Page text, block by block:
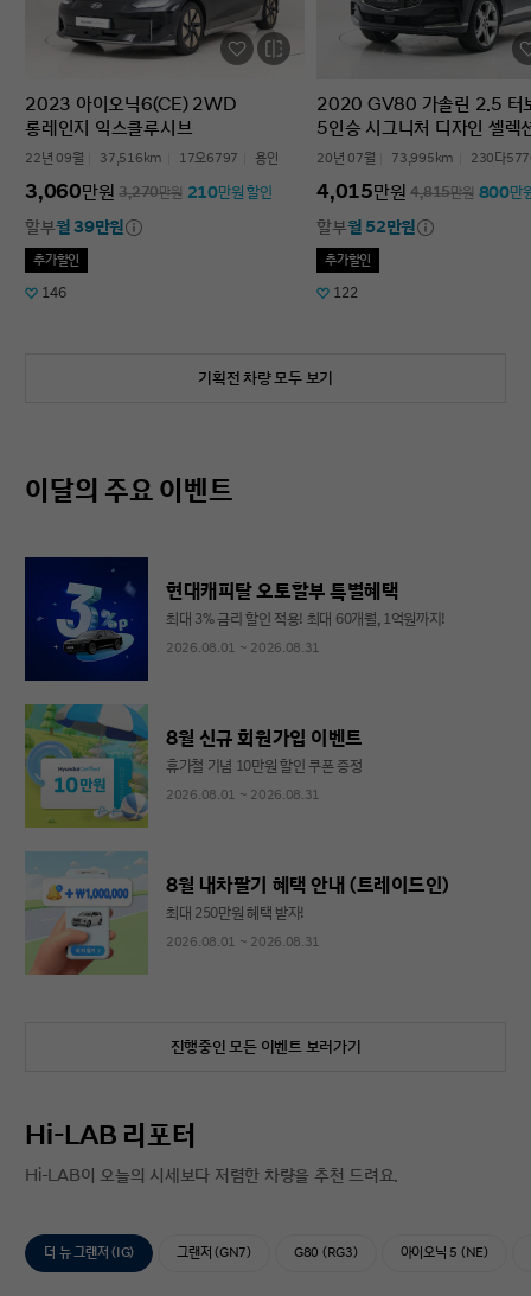
분들에게는 현대인증중고차를 충분히
고려해볼 만하다고 생각합니다.
2023 아이오닉6(CE) 2WD
롱레인지 익스클루시브
22년 09월 37,516km 17오6797 용인
3,060만원 3,270만원 210만원 할인
할부월 39만원
추가할인
146
2020 GV80 가솔린 2.5 터
5인승 시그니처 디자인 셀
20년 07월 73,995km 230다
4,015만원 4,815만원 800만
할부월 52만원
추가할인
122
기획전 차량 모두 보기
이달의 주요 이벤트
현대캐피탈 오토할부 특별혜택
최대 3% 금리 할인 적용! 최대 60개월, 1억원까지!
2026.08.01 ~ 2026.08.31
8월 신규 회원가입 이벤트
휴가철 기념 10만원 할인 쿠폰 증정
2026.08.01 ~ 2026.08.31
8월 내차팔기 혜택 안내 (트레이드인)
최대 250만원 혜택 받자!
2026.08.01 ~ 2026.08.31
진행중인 모든 이벤트 보러가기
Hi-LAB 리포터
Hi-LAB이 오늘의 시세보다 저렴한 차량을 추천 드려요.
더 뉴 그랜저 (IG) 그랜저 (GN7) G80 (RG3) 아이오닉 5 (NE)